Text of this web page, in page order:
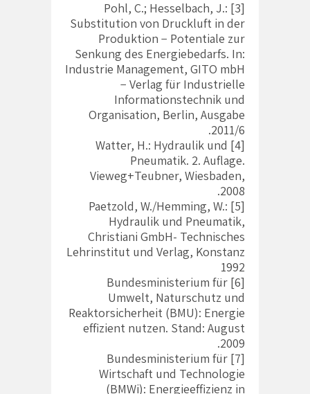
[3] Pohl, C.; Hesselbach, J.:
Substitution von Druckluft in der
Produktion − Potentiale zur
Senkung des Energiebedarfs. In:
Industrie Management, GITO mbH
− Verlag für Industrielle
Informationstechnik und
Organisation, Berlin, Ausgabe
2011/6.
[4] Watter, H.: Hydraulik und
Pneumatik. 2. Auflage.
Vieweg+Teubner, Wiesbaden,
2008.
[5] Paetzold, W./Hemming, W.:
Hydraulik und Pneumatik,
Christiani GmbH- Technisches
Lehrinstitut und Verlag, Konstanz
1992
[6] Bundesministerium für
Umwelt, Naturschutz und
Reaktorsicherheit (BMU): Energie
effizient nutzen. Stand: August
2009.
[7] Bundesministerium für
Wirtschaft und Technologie
(BMWi): Energieeffizienz in